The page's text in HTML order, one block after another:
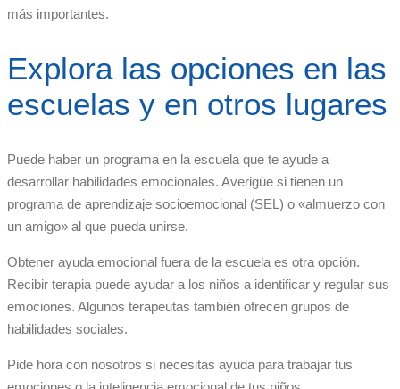
más importantes.
Explora las opciones en las
escuelas y en otros lugares
Puede haber un programa en la escuela que te ayude a
desarrollar habilidades emocionales. Averigüe si tienen un
programa de aprendizaje socioemocional (SEL) o «almuerzo con
un amigo» al que pueda unirse.
Obtener ayuda emocional fuera de la escuela es otra opción.
Recibir terapia puede ayudar a los niños a identificar y regular sus
emociones. Algunos terapeutas también ofrecen grupos de
habilidades sociales.
Pide hora con nosotros si necesitas ayuda para trabajar tus